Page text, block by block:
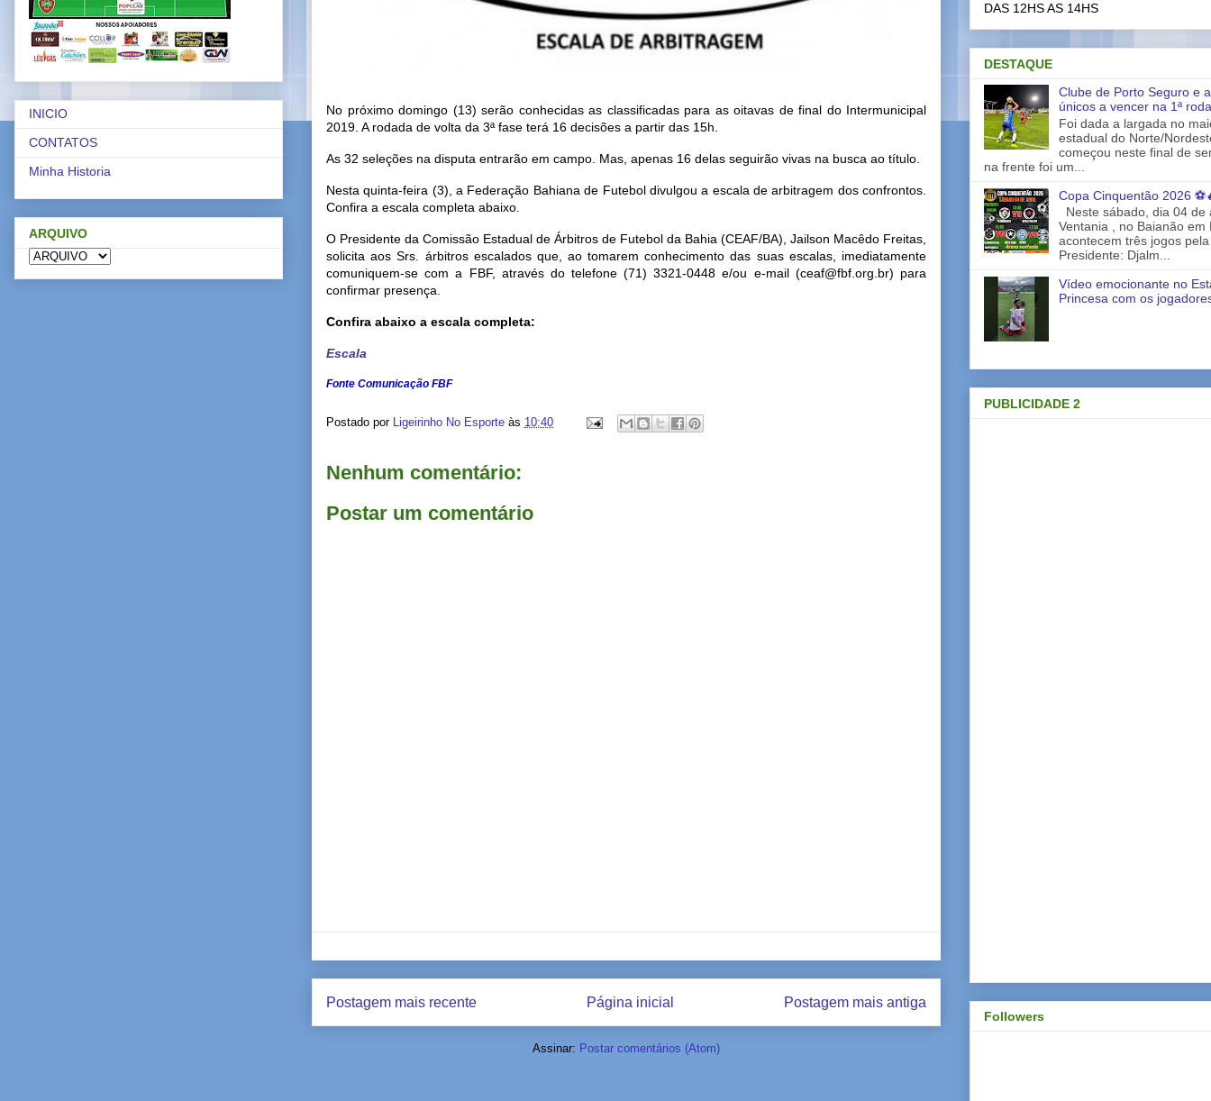
No próximo domingo (13) serão conhecidas as classificadas para as oitavas de final do Intermunicipal
2019. A rodada de volta da 3ª fase terá 16 decisões a partir das 15h.
As 32 seleções na disputa entrarão em campo. Mas, apenas 16 delas seguirão vivas na busca ao título.
Nesta quinta-feira (3), a Federação Bahiana de Futebol divulgou a escala de arbitragem dos confrontos.
Confira a escala completa abaixo.
O Presidente da Comissão Estadual de Árbitros de Futebol da Bahia (CEAF/BA), Jailson Macêdo Freitas,
solicita aos Srs. árbitros escalados que, ao tomarem conhecimento das suas escalas, imediatamente
comuniquem-se com a FBF, através do telefone (71) 3321-0448 e/ou e-mail (ceaf@fbf.org.br) para
confirmar presença.
Confira abaixo a escala completa:
Escala
Fonte Comunicação FBF
Postado por Ligeirinho No Esporte às 10:40
Nenhum comentário:
Postar um comentário
Postagem mais recente Postagem mais antiga
Página inicial
Assinar: Postar comentários (Atom)
INICIO
CONTATOS
Minha Historia
ARQUIVO
DAS 12HS AS 14HS
DESTAQUE
Clube de Porto Seguro e
únicos a vencer na 1ª
Foi dada a largada no
estadual do Norte/
começou neste final de
na frente foi um...
Copa Cinquentão 2026
Neste sábado, dia 04 de
Ventania , no Baianão em
acontecem três jogos
Presidente: Djalm...
Vídeo emocionante no
Princesa com os
PUBLICIDADE 2
Followers